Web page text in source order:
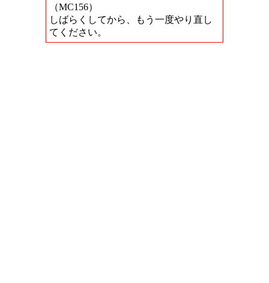
（MC156）
しばらくしてから、もう一度やり直し
てください。